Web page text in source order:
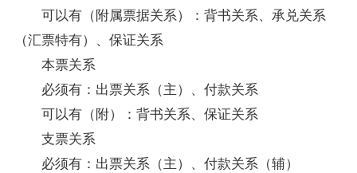
可以有（附属票据关系）：背书关系、承兑关系
（汇票特有）、保证关系
本票关系
必须有：出票关系（主）、付款关系
可以有（附）：背书关系、保证关系
支票关系
必须有：出票关系（主）、付款关系（辅）